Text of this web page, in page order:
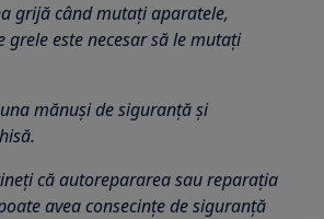
grijă când mutați aparatele,
grele este necesar să le mutați
mănuși de siguranță și
că autorepararea sau reparația
avea consecințe de siguranță